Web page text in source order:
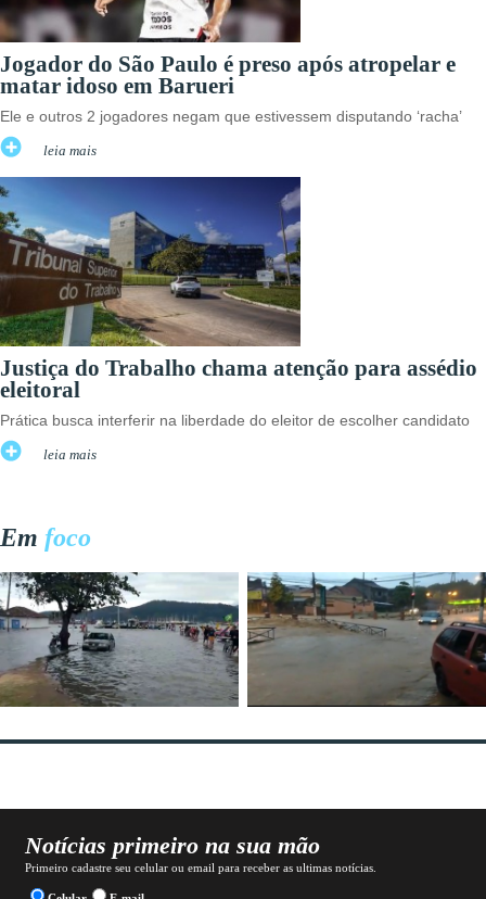
Jogador do São Paulo é preso após atropelar e
matar idoso em Barueri
Ele e outros 2 jogadores negam que estivessem disputando ‘racha’
leia mais
Justiça do Trabalho chama atenção para assédio
eleitoral
Prática busca interferir na liberdade do eleitor de escolher candidato
leia mais
Em foco
Notícias primeiro na sua mão
Primeiro cadastre seu celular ou email para receber as ultimas notícias.